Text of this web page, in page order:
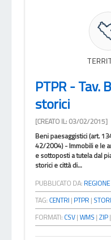
PTPR - Tav.
storici
[CREATO IL: 03/02/2015]
Beni paesaggistici (art.
42/2004) - Immobili e le
e sottoposti a tutela dal
storici e città di...
PUBBLICATO DA:
TAG:CENTRI |PTPR |
FORMATI:CSV|WMS |ZIP|